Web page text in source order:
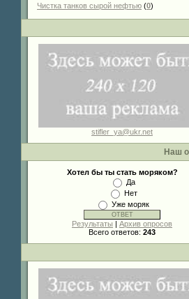
Чистка танков сырой нефтью (0)
stifler_ya@ukr.net
Наш
Хотел бы ты стать моряком?
Да
Нет
Уже моряк
Результаты | Архив опросов
Всего ответов: 243